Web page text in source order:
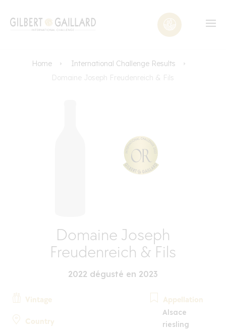
Home
International Challenge Results
Domaine Joseph Freudenreich & Fils
Domaine Joseph
Freudenreich & Fils
2022 dégusté en 2023
Vintage
Country
Appellation
Alsace
riesling